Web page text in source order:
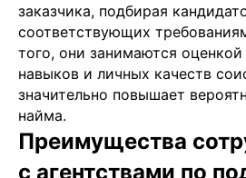
заказчика, подбирая
соответствующих
того, они занимаются
навыков и личных качеств
значительно повышает
найма.
Преимущества
с агентствами по